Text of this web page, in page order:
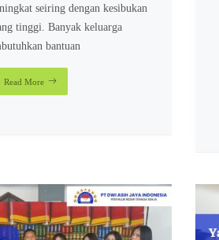
seiring dengan kesibukan
tinggi. Banyak keluarga
bantuan
Read More